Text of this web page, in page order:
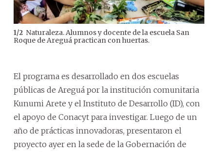
1/2 Naturaleza. Alumnos y docente de la escuela San
Roque de Areguá practican con huertas.
El programa es desarrollado en dos escuelas
públicas de Areguá por la institución comunitaria
Kunumi Arete y el Instituto de Desarrollo (ID), con
el apoyo de Conacyt para investigar. Luego de un
año de prácticas innovadoras, presentaron el
proyecto ayer en la sede de la Gobernación de